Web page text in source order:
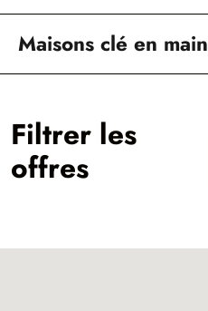
Maisons clé en main
Filtrer les
offres